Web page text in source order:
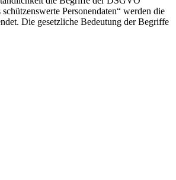
Personendaten“ werden die
Die gesetzliche Bedeutung der Begriffe